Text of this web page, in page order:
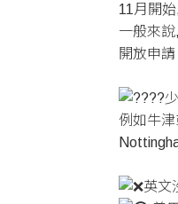
11月開
一般來
開放申請
例如牛
英文